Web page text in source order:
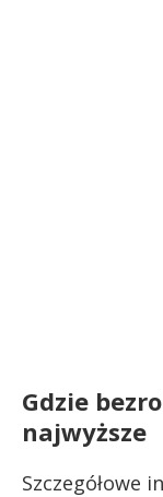
Gdzie
najwyższe
Szczegółowe